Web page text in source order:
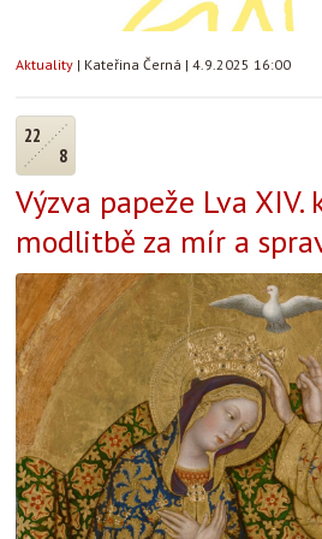
Aktuality | Kateřina Černá | 4.9.2025 16:00
22
8
Výzva papeže Lva XIV.
modlitbě za mír a